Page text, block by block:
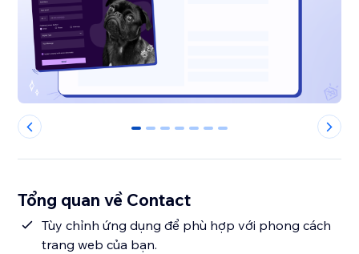
0 1 2 3 4 5 6
Tổng quan về Contact
Tùy chỉnh ứng dụng để phù hợp với phong cách
trang web của bạn.